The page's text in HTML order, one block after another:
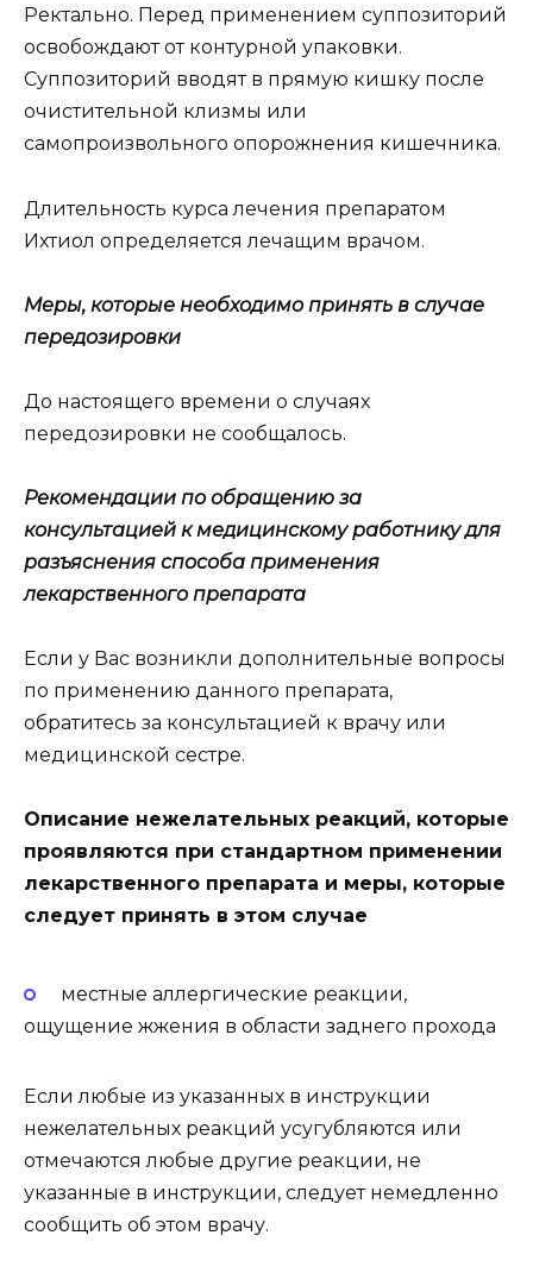
Ректально. Перед применением суппозиторий
освобождают от контурной упаковки.
Суппозиторий вводят в прямую кишку после
очистительной клизмы или
самопроизвольного опорожнения кишечника.
Длительность курса лечения препаратом
Ихтиол определяется лечащим врачом.
Меры, которые необходимо принять в случае
передозировки
До настоящего времени о случаях
передозировки не сообщалось.
Рекомендации по обращению за
консультацией к медицинскому работнику для
разъяснения способа применения
лекарственного препарата
Если у Вас возникли дополнительные вопросы
по применению данного препарата,
обратитесь за консультацией к врачу или
медицинской сестре.
Описание нежелательных реакций, которые
проявляются при стандартном применении
лекарственного препарата и меры, которые
следует принять в этом случае
местные аллергические реакции,
ощущение жжения в области заднего прохода
Если любые из указанных в инструкции
нежелательных реакций усугубляются или
отмечаются любые другие реакции, не
указанные в инструкции, следует немедленно
сообщить об этом врачу.